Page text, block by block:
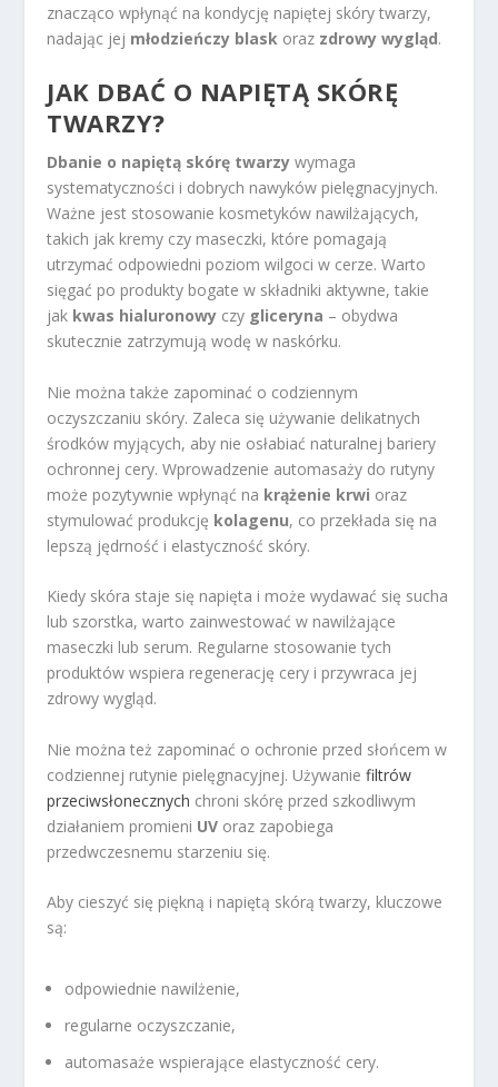
znacząco wpłynąć na kondycję napiętej skóry twarzy,
nadając jej młodzieńczy blask oraz zdrowy wygląd.
JAK DBAĆ O NAPIĘTĄ SKÓRĘ
TWARZY?
Dbanie o napiętą skórę twarzy wymaga
systematyczności i dobrych nawyków pielęgnacyjnych.
Ważne jest stosowanie kosmetyków nawilżających,
takich jak kremy czy maseczki, które pomagają
utrzymać odpowiedni poziom wilgoci w cerze. Warto
sięgać po produkty bogate w składniki aktywne, takie
jak kwas hialuronowy czy gliceryna – obydwa
skutecznie zatrzymują wodę w naskórku.
Nie można także zapominać o codziennym
oczyszczaniu skóry. Zaleca się używanie delikatnych
środków myjących, aby nie osłabiać naturalnej bariery
ochronnej cery. Wprowadzenie automasaży do rutyny
może pozytywnie wpłynąć na krążenie krwi oraz
stymulować produkcję kolagenu, co przekłada się na
lepszą jędrność i elastyczność skóry.
Kiedy skóra staje się napięta i może wydawać się sucha
lub szorstka, warto zainwestować w nawilżające
maseczki lub serum. Regularne stosowanie tych
produktów wspiera regenerację cery i przywraca jej
zdrowy wygląd.
Nie można też zapominać o ochronie przed słońcem w
codziennej rutynie pielęgnacyjnej. Używaniefiltrów
przeciwsłonecznych chroni skórę przed szkodliwym
działaniem promieni UV oraz zapobiega
przedwczesnemu starzeniu się.
Aby cieszyć się piękną i napiętą skórą twarzy, kluczowe
są:
odpowiednie nawilżenie,
regularne oczyszczanie,
automasaże wspierające elastyczność cery.